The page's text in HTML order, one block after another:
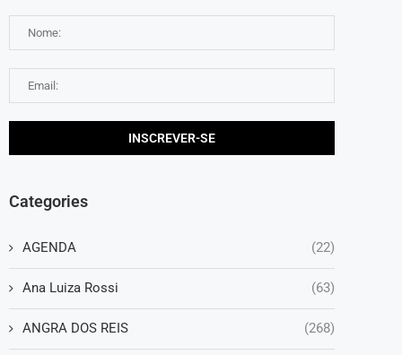
Categories
AGENDA (22)
Ana Luiza Rossi (63)
ANGRA DOS REIS (268)